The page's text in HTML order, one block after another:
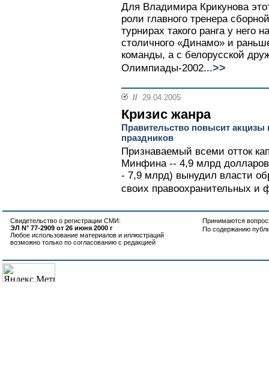
Для Владимира Крикунова
роли главного тренера
турнирах такого ранга у него
столичного «Динамо» и
команды, а с белорусской
Олимпиады-2002...>>
// 29.04.2005
Кризис жанра
Правительство повысит акцизы
праздников
Признаваемый всеми отток
Минфина -- 4,9 млрд
- 7,9 млрд) вынудил власти
своих правоохранительных и
Свидетельство о регистрации СМИ:
ЭЛ N° 77-2909 от 26 июня 2000 г
Любое использование материалов и иллюстраций
возможно только по согласованию с редакцией
Принимаются
По содержанию